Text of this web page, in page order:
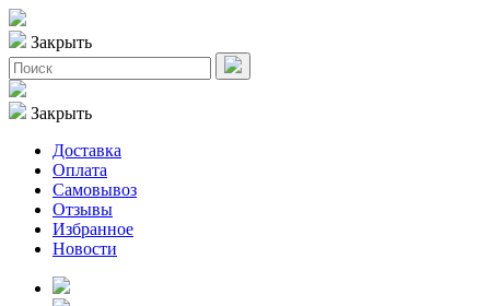
Закрыть
Закрыть
Доставка
Оплата
Самовывоз
Отзывы
Избранное
Новости